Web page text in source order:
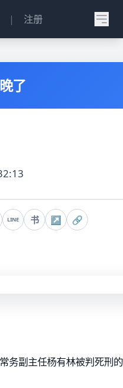
| 注册
了
LINE 书 ↗ 🔗
务副主任杨有林被判死刑